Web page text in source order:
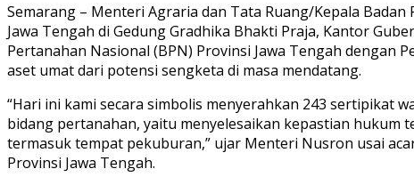
​Semarang – Menteri Agraria dan Tata Ruang/Kepala
Jawa Tengah di Gedung Gradhika Bhakti Praja, Kantor
Pertanahan Nasional (BPN) Provinsi Jawa Tengah dengan
aset umat dari potensi sengketa di masa mendatang.
“Hari ini kami secara simbolis menyerahkan 243 sertipikat
bidang pertanahan, yaitu menyelesaikan kepastian hukum
termasuk tempat pekuburan,” ujar Menteri Nusron usai
Provinsi Jawa Tengah.